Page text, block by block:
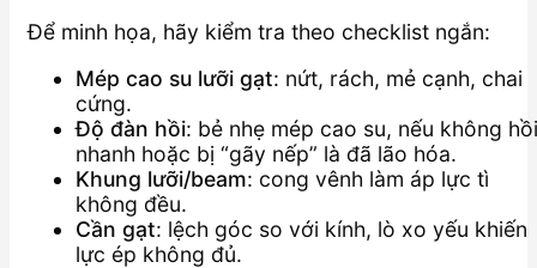
Để minh họa, hãy kiểm tra theo checklist ngắn:
Mép cao su lưỡi gạt: nứt, rách, mẻ cạnh, chai
cứng.
Độ đàn hồi: bẻ nhẹ mép cao su, nếu không hồi
nhanh hoặc bị “gãy nếp” là đã lão hóa.
Khung lưỡi/beam: cong vênh làm áp lực tì
không đều.
Cần gạt: lệch góc so với kính, lò xo yếu khiến
lực ép không đủ.